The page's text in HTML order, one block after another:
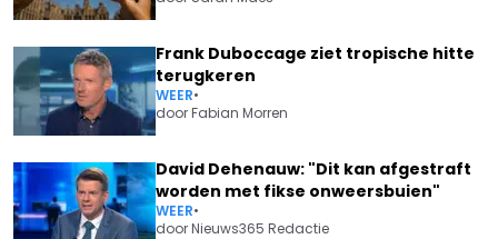
Frank Duboccage ziet tropische hitte
terugkeren
WEER•
doorFabian Morren
David Dehenauw: "Dit kan afgestraft
worden met fikse onweersbuien"
WEER•
doorNieuws365 Redactie